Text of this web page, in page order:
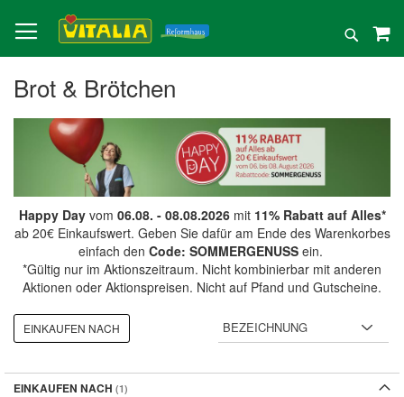
zum
Inhalt
Suche
Brot & Brötchen
Happy Dayvom 06.08. - 08.08.2026mit 11% Rabatt auf Alles*
ab 20€ Einkaufswert. Geben Sie dafür am Ende des Warenkorbes
einfach den Code: SOMMERGENUSSein.
*Gültig nur im Aktionszeitraum. Nicht kombinierbar mit anderen
Aktionen oder Aktionspreisen. Nicht auf Pfand und Gutscheine.
EINKAUFEN NACH
EINKAUFEN NACH